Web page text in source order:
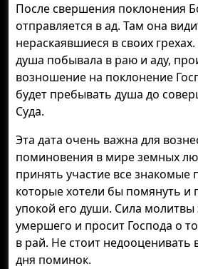
После свершения поклонения
отправляется в ад. Там она
нераскаявшиеся в своих
душа побывала в раю и аду,
возношение на поклонение
будет пребывать душа до
Суда.
Эта дата очень важна для
поминовения в мире земных
принять участие все знакомые
которые хотели бы помянуть и
упокой его души. Сила молитвы
умершего и просит Господа о
в рай. Не стоит недооценивать
дня поминок.